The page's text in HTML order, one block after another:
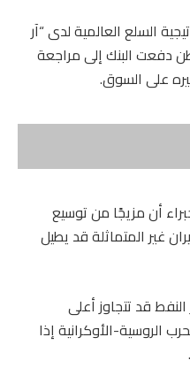
السلع العالمية لدى “آر
دفعت البنك إلى مراجعة
على السوق.
أن مزيجًا من توسيع
غير المتماثلة قد يطيل
قد تتجاوز أعلى
بالحرب الروسية-الأوكرانية إذا